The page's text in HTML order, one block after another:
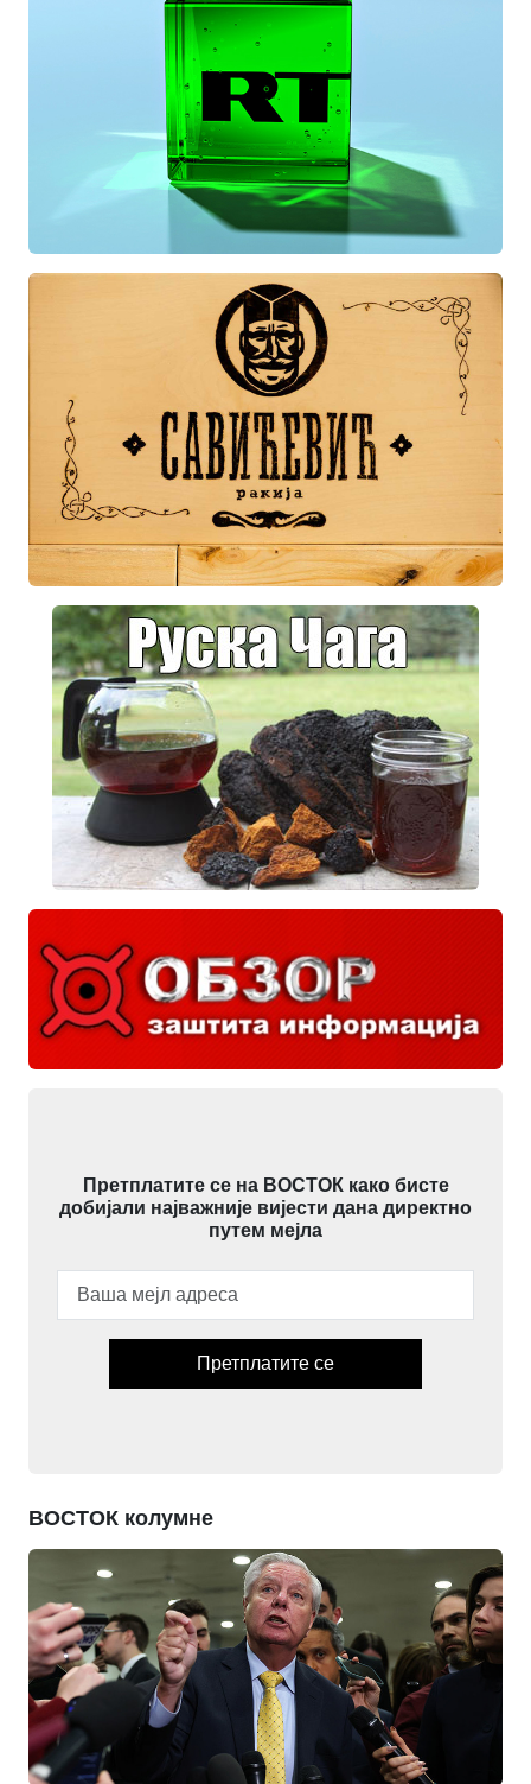
Претплатите се на ВОСТОК како бисте
добијали најважније вијести дана директно
путем мејла
Претплатите се
ВОСТОК колумне